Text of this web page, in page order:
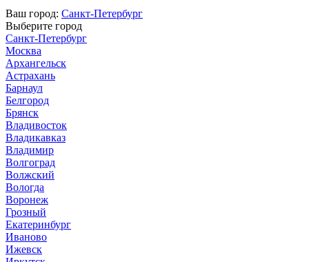
Ваш город: Санкт-Петербург
Выберите город
Санкт-Петербург
Москва
Архангельск
Астрахань
Барнаул
Белгород
Брянск
Владивосток
Владикавказ
Владимир
Волгоград
Волжский
Вологда
Воронеж
Грозный
Екатеринбург
Иваново
Ижевск